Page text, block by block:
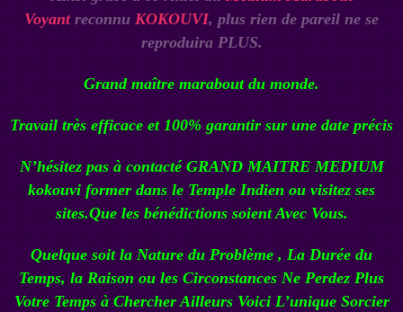
Voyantreconnu KOKOUVI, plus rien de pareil ne se
reproduira PLUS.
Grand maître marabout du monde.
Travail très efficace et 100% garantir sur une date précis
N’hésitez pas à contacté GRAND MAITRE MEDIUM
kokouvi former dans le Temple Indien ou visitez ses
sites.Que les bénédictions soient Avec Vous.
Quelque soit la Nature du Problème , La Durée du
Temps, la Raison ou les Circonstances Ne Perdez Plus
Votre Temps à Chercher Ailleurs Voici L’unique Sorcier